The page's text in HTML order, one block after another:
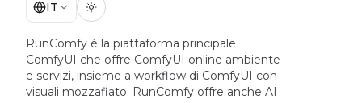
IT
RunComfy è la piattaforma principale
ComfyUI che offre ComfyUI online ambiente
e servizi, insieme a workflow di ComfyUI con
visuali mozzafiato. RunComfy offre anche AI